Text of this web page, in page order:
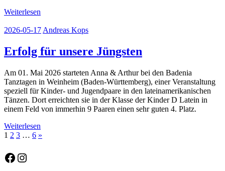
Weiterlesen
2026-05-17 Andreas Kops
Erfolg für unsere Jüngsten
Am 01. Mai 2026 starteten Anna & Arthur bei den Badenia
Tanztagen in Weinheim (Baden-Württemberg), einer Veranstaltung
speziell für Kinder- und Jugendpaare in den lateinamerikanischen
Tänzen. Dort erreichten sie in der Klasse der Kinder D Latein in
einem Feld von immerhin 9 Paaren einen sehr guten 4. Platz.
Weiterlesen
Seitennummerierung
der
Beiträge
1 2 3 … 6 Nächste
»
Facebook
Instagram